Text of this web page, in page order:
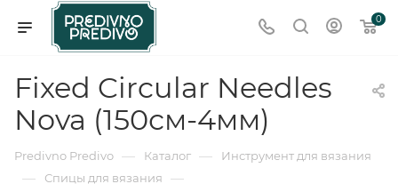
0
Fixed Circular Needles
Nova (150см-4мм)
Predivno Predivo — Каталог — Инструмент для вязания
— Спицы для вязания —